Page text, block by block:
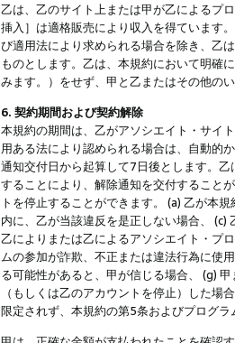
乙は、乙のサイト上または甲が乙によるプ
挿入］は適格販売により収入を得ています
び適用法により求められる場合を除き、乙
ものとします。乙は、本規約において明確
みます。）をせず、甲と乙またはその他の
6. 契約期間および契約解除
本規約の期間は、乙がアソシエイト・サイ
用ある法により認められる場合は、自動的
通知交付日から起算して7日後とします。
することにより、解除通知を交付すること
トを停止することができます。 (a) 乙が本
内に、乙が当該違反を是正しない場合、
乙によりまたは乙によるアソシエイト・プ
ムの参加が詐欺、不正または違法行為に使
る可能性があると、甲が信じる場合、 (g)
（もしくは乙のアカウントを停止）した
限定されず、本規約の第5条およびプログ